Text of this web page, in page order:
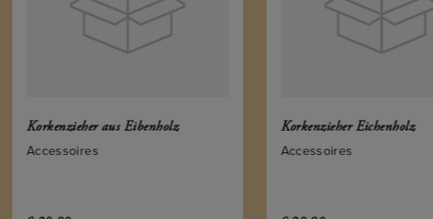
Korkenzieher aus Eibenholz
Accessoires
Korkenzieher Eichenholz
Accessoires